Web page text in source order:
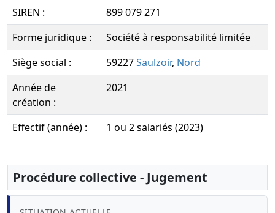
SIREN :
899 079 271
Forme juridique :
Société à responsabilité limitée
Siège social :
59227Saulzoir, Nord
Année de
création :
2021
Effectif (année) : 1 ou 2 salariés (2023)
Procédure collective - Jugement